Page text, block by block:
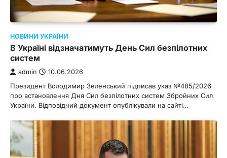
НОВИНИ УКРАЇНИ
В Україні відзначатимуть День Сил безпілотних
систем
admin 10.06.2026
Президент Володимир Зеленський підписав указ №485/2026
про встановлення Дня Сил безпілотних систем Збройних Сил
України. Відповідний документ опублікували на сайті…